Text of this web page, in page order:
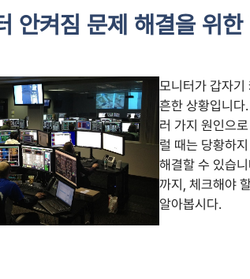
안켜짐 문제 해결을 위
모니터가 갑자기
흔한 상황입니다
러 가지 원인으
럴 때는 당황하
해결할 수 있습
까지, 체크해야
알아봅시다.